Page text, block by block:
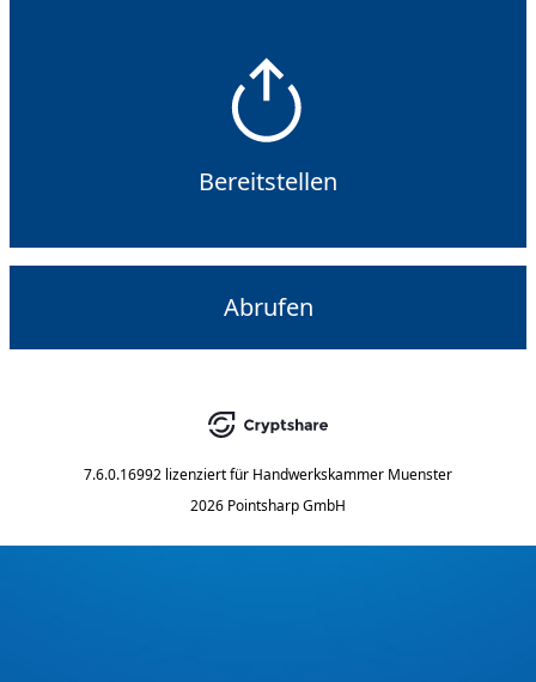
Bereitstellen
Abrufen
7.6.0.16992 lizenziert für Handwerkskammer Muenster
2026 Pointsharp GmbH